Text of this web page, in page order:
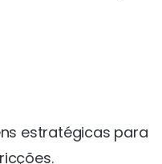
estratégicas para